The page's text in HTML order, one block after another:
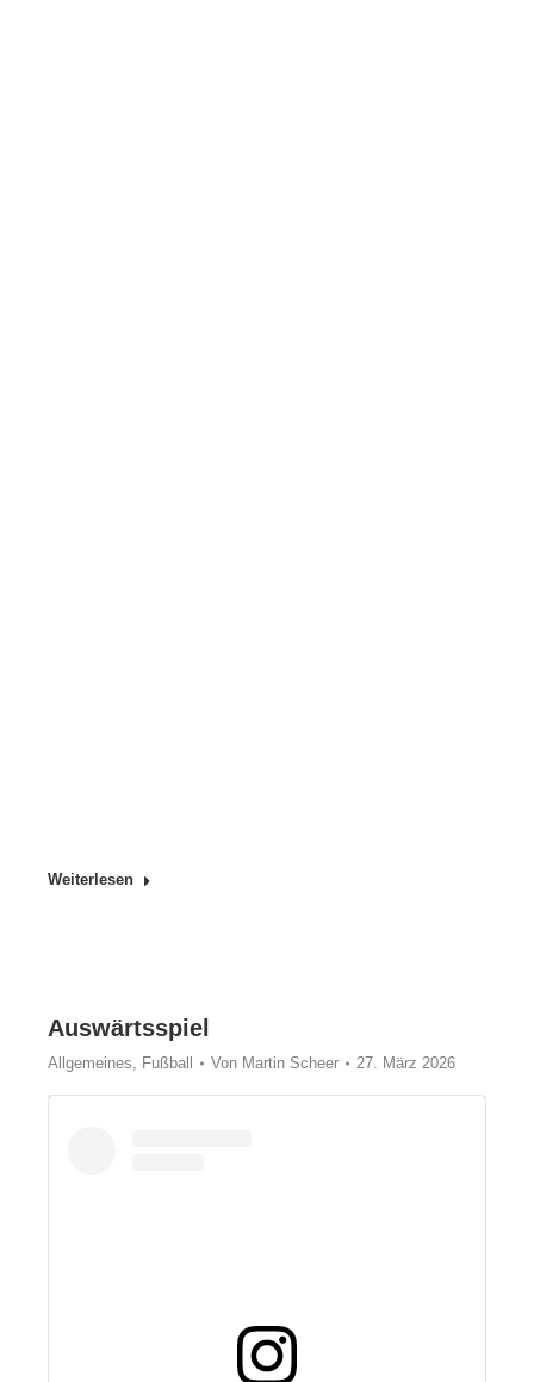
Weiterlesen
Auswärtsspiel
Allgemeines, Fußball Von Martin Scheer 27. März 2026